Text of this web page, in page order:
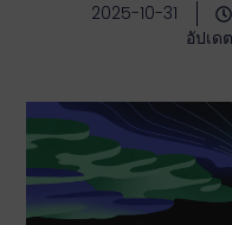
2025-10-31
อัปเด